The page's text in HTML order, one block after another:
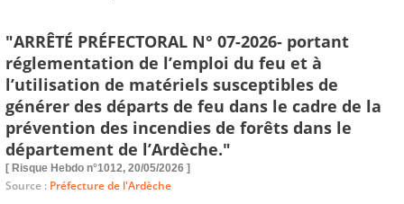
"ARRÊTÉ PRÉFECTORAL N° 07-2026- portant
réglementation de l’emploi du feu et à
l’utilisation de matériels susceptibles de
générer des départs de feu dans le cadre de la
prévention des incendies de forêts dans le
département de l’Ardèche."
[ Risque Hebdo n°1012, 20/05/2026 ]
Source : Préfecture de l'Ardèche